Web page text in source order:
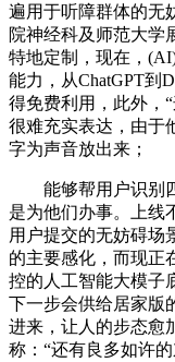
遍用于听障群体的无
院神经科及师范大学
特地定制，现在，
能力，从ChatGPT到
得免费利用，此外，
很难充实表达，由于
字为声音放出来；
能够帮用户识别四
是为他们办事。上线
用户提交的无妨碍场
的主要感化，而现正
控的人工智能大模子
下一步会供给居家版
进来，让人的步态愈
称：“还有良多如许